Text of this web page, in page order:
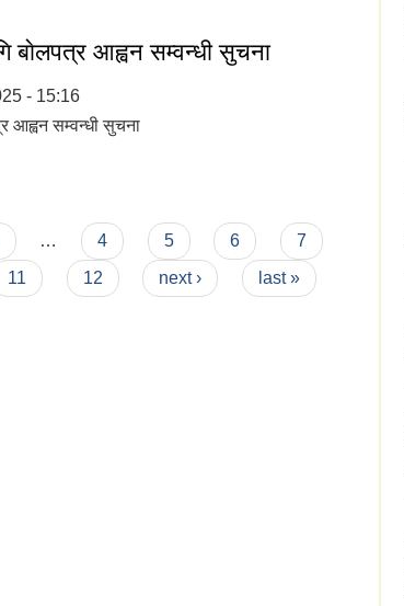
बाेलपत्र आह्वन सम्वन्धी सुचना
- 15:16
आह्वन सम्वन्धी सुचना
… 4 5 6
7
11 12 next › last »